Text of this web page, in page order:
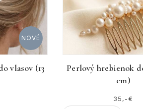
NOVÉ
vlasov (13
Perlový hrebienok
cm)
35,-€